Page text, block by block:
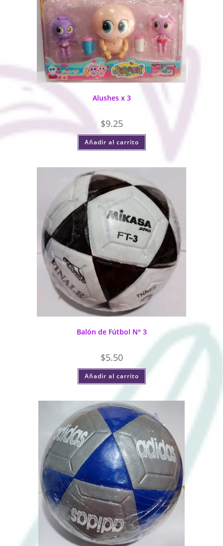
Alushes x 3
$9.25
Añadir al carrito
Balón de Fútbol N° 3
$5.50
Añadir al carrito